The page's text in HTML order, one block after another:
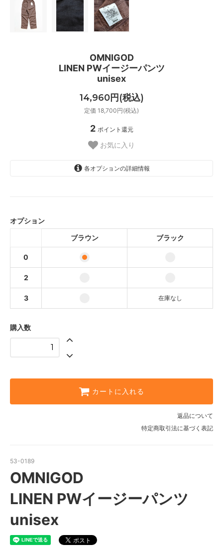
OMNIGOD
LINEN PWイージーパンツ
unisex
14,960円(税込)
定価 18,700円(税込)
2 ポイント還元
お気に入り
各オプションの詳細情報
ブラック
ブラウン
オプション
ブラウン
ブラック
0
2
3 在庫なし
購入数
カートに入れる
返品について
特定商取引法に基づく表記
53-0189
OMNIGOD
LINEN PWイージーパンツ
unisex